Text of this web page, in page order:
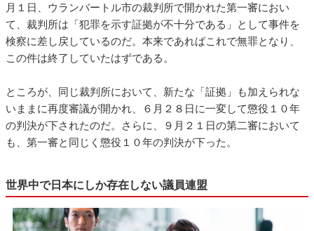
月１日、ウランバートル市の裁判所で開かれた第一審におい
て、裁判所は「犯罪を示す証拠が不十分である」として事件を
検察に差し戻しているのだ。本来であればこれで無罪となり、
この件は終了していたはずである。
ところが、同じ裁判所において、新たな「証拠」も加えられな
いままに再度審議が開かれ、６月２８日に一変して懲役１０年
の判決が下されたのだ。さらに、９月２１日の第二審において
も、第一審と同じく懲役１０年の判決が下った。
世界中で日本にしか存在しない議員連盟